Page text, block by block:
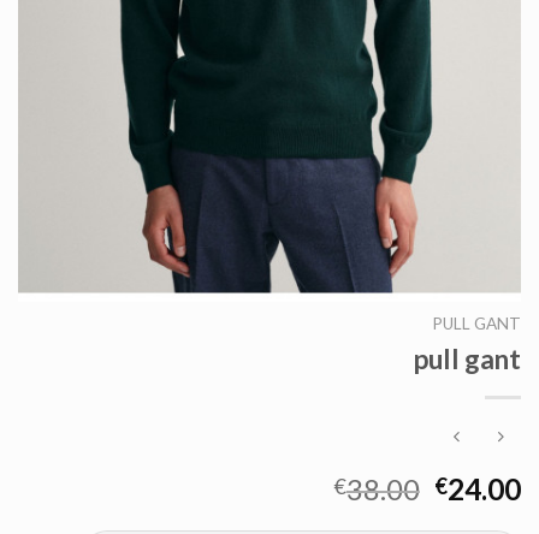
PULL GANT
pull gant
€38.00 €24.00